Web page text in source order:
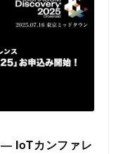
IoTカンファレ